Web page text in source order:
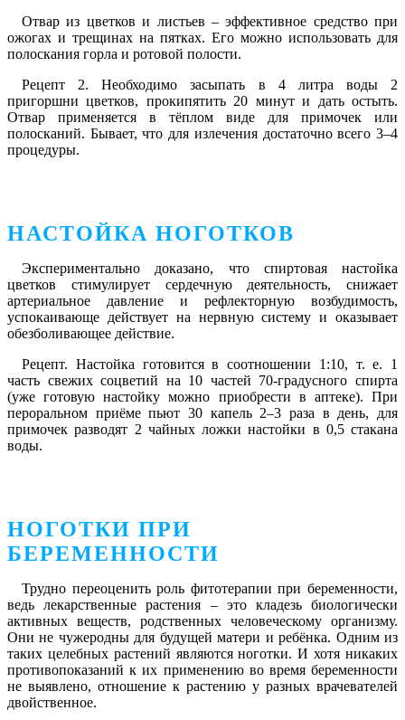
Отвар из цветков и листьев – эффективное средство при
ожогах и трещинах на пятках. Его можно использовать для
полоскания горла и ротовой полости.
Рецепт 2. Необходимо засыпать в 4 литра воды 2
пригоршни цветков, прокипятить 20 минут и дать остыть.
Отвар применяется в тёплом виде для примочек или
полосканий. Бывает, что для излечения достаточно всего 3–4
процедуры.
НАСТОЙКА НОГОТКОВ
Экспериментально доказано, что спиртовая настойка
цветков стимулирует сердечную деятельность, снижает
артериальное давление и рефлекторную возбудимость,
успокаивающе действует на нервную систему и оказывает
обезболивающее действие.
Рецепт. Настойка готовится в соотношении 1:10, т. е. 1
часть свежих соцветий на 10 частей 70-градусного спирта
(уже готовую настойку можно приобрести в аптеке). При
пероральном приёме пьют 30 капель 2–3 раза в день, для
примочек разводят 2 чайных ложки настойки в 0,5 стакана
воды.
НОГОТКИ ПРИ
БЕРЕМЕННОСТИ
Трудно переоценить роль фитотерапии при беременности,
ведь лекарственные растения – это кладезь биологически
активных веществ, родственных человеческому организму.
Они не чужеродны для будущей матери и ребёнка. Одним из
таких целебных растений являются ноготки. И хотя никаких
противопоказаний к их применению во время беременности
не выявлено, отношение к растению у разных врачевателей
двойственное.